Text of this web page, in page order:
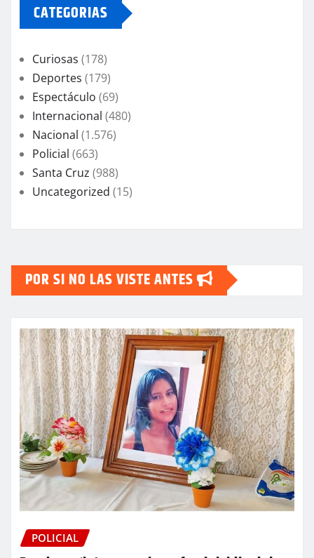
CATEGORIAS
Curiosas (178)
Deportes (179)
Espectáculo (69)
Internacional (480)
Nacional (1.576)
Policial (663)
Santa Cruz (988)
Uncategorized (15)
POR SI NO LAS VISTE ANTES
POLICIAL